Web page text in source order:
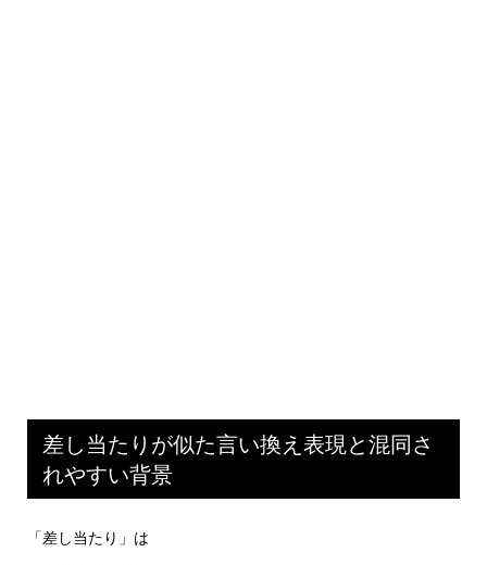
差し当たりが似た言い換え表現と混同さ
れやすい背景
「差し当たり」は